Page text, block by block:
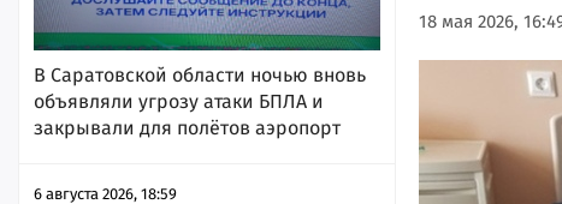
В Саратовской области ночью вновь
объявляли угрозу атаки БПЛА и
закрывали для полётов аэропорт
6 августа 2026, 18:59
18 мая 2026,